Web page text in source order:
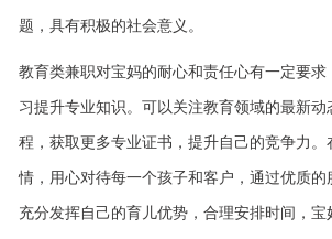
题，具有积极的社会意义。
教育类兼职对宝妈的耐心和责任心有一定要
习提升专业知识。可以关注教育领域的最新
程，获取更多专业证书，提升自己的竞争力
情，用心对待每一个孩子和客户，通过优质
充分发挥自己的育儿优势，合理安排时间，